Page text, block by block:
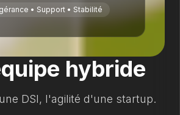
• Support • Stabilité
hybride
DSI, l'agilité d'une startup.